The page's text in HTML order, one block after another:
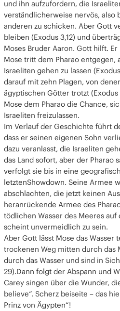
und ihn aufzufordern, die
verständlicherweise nervös, also
anderen zu schicken. Aber Gott
bleiben (Exodus 3,12) und
Moses Bruder Aaron. Gott hilft. Er
Mose tritt dem Pharao entgegen,
Israeliten gehen zu lassen
darauf mit zehn Plagen, von
ägyptischen Götter trotzt
Mose dem Pharao die Chance,
Israeliten freizulassen.
Im Verlauf der Geschichte führt
dass er seinen eigenen Sohn
dazu veranlasst, die Israeliten
das Land sofort, aber der Pharao
verfolgt sie bis in eine
letztenShowdown. Seine Armee
abschlachten, die jetzt keinen
heranrückende Armee des
tödlichen Wasser des Meeres auf
scheint unvermeidlich zu sein.
Aber Gott lässt Mose das
trockenen Weg mitten durch das
durch das Wasser und sind in
29).Dann folgt der Abspann und
Carey singen über die Wunder,
believe“. Scherz beiseite – das
Prinz von Ägypten“!